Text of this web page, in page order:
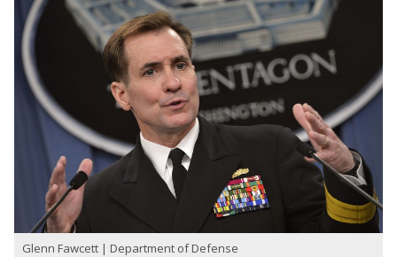
Glenn Fawcett | Department of Defense